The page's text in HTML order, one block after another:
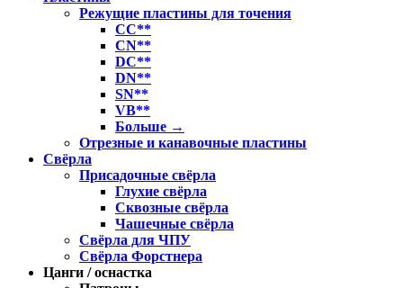
Режущие пластины для точения
CC**
CN**
DC**
DN**
SN**
VB**
Больше →
Отрезные и канавочные пластины
Свёрла
Присадочные свёрла
Глухие свёрла
Сквозные свёрла
Чашечные свёрла
Свёрла для ЧПУ
Свёрла Форстнера
Цанги / оснастка